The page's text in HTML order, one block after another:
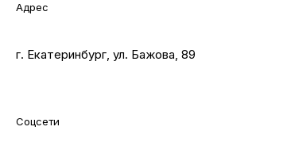
Адрес
г. Екатеринбург, ул. Бажова, 89
Соцсети